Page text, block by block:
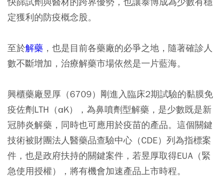
定獲利的防疫概念股。
至於解藥 ，也是目前各藥廠的必爭之地，隨著確診人
數不斷增加，治療解藥市場依然是一片藍海。
興櫃藥廠昱厚（6709）剛進入臨床2期試驗的黏膜免
疫佐劑LTH（αK），為鼻噴劑型解藥，是少數既是新
冠肺炎解藥，同時也可應用於疫苗的產品。這個關鍵
技術被財團法人醫藥品查驗中心（CDE）列為指標案
件，也是政府扶持的關鍵案件，若昱厚取得EUA（緊
急使用授權），將有機會加速產品上市時程。